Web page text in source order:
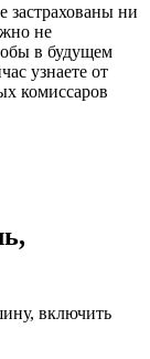
застрахованы ни
не
в будущем
узнаете от
комиссаров
включить